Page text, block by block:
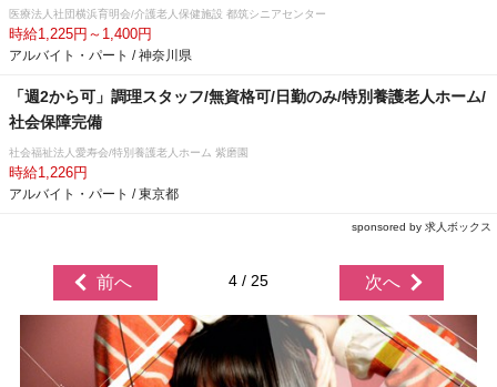
医療法人社団横浜育明会/介護老人保健施設 都筑シニアセンター
時給1,225円～1,400円
アルバイト・パート / 神奈川県
「週2から可」調理スタッフ/無資格可/日勤のみ/特別養護老人ホーム/
社会保障完備
社会福祉法人愛寿会/特別養護老人ホーム 紫磨園
時給1,226円
アルバイト・パート / 東京都
sponsored by 求人ボックス
前へ 4 / 25 次へ